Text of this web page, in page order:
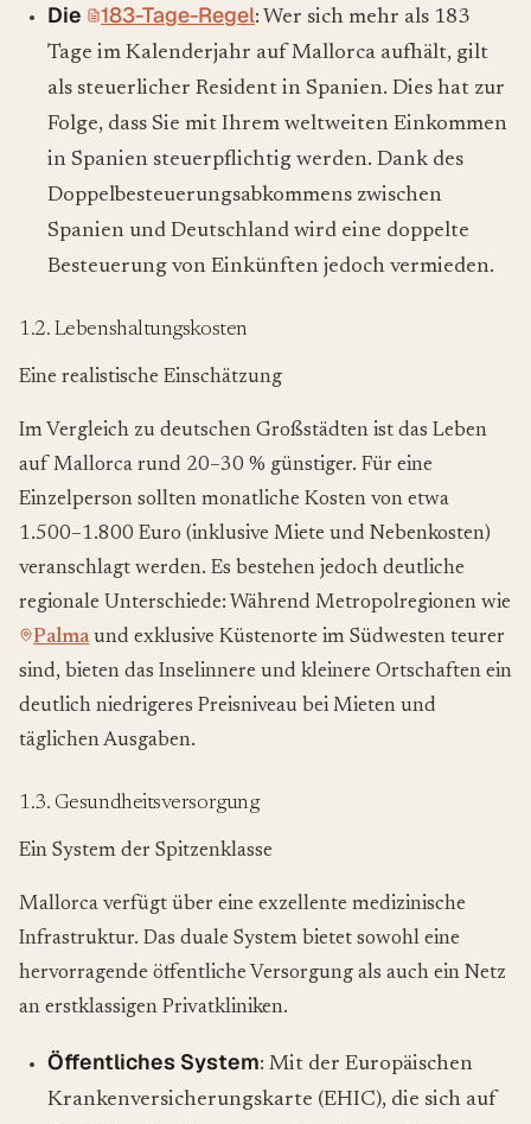
Die 183-Tage-Regel: Wer sich mehr als 183
Tage im Kalenderjahr auf Mallorca aufhält, gilt
als steuerlicher Resident in Spanien. Dies hat zur
Folge, dass Sie mit Ihrem weltweiten Einkommen
in Spanien steuerpflichtig werden. Dank des
Doppelbesteuerungsabkommens zwischen
Spanien und Deutschland wird eine doppelte
Besteuerung von Einkünften jedoch vermieden.
1.2. Lebenshaltungskosten
Eine realistische Einschätzung
Im Vergleich zu deutschen Großstädten ist das Leben
auf Mallorca rund 20–30 % günstiger. Für eine
Einzelperson sollten monatliche Kosten von etwa
1.500–1.800 Euro (inklusive Miete und Nebenkosten)
veranschlagt werden. Es bestehen jedoch deutliche
regionale Unterschiede: Während Metropolregionen wie
Palmaund exklusive Küstenorte im Südwesten teurer
sind, bieten das Inselinnere und kleinere Ortschaften ein
deutlich niedrigeres Preisniveau bei Mieten und
täglichen Ausgaben.
1.3. Gesundheitsversorgung
Ein System der Spitzenklasse
Mallorca verfügt über eine exzellente medizinische
Infrastruktur. Das duale System bietet sowohl eine
hervorragende öffentliche Versorgung als auch ein Netz
an erstklassigen Privatkliniken.
Öffentliches System: Mit der Europäischen
Krankenversicherungskarte (EHIC), die sich auf